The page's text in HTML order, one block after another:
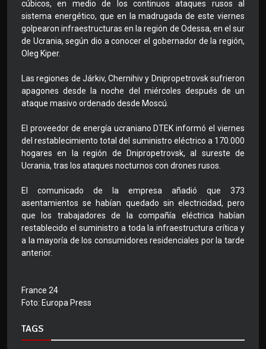
cúbicos, en medio de los continuos ataques rusos al
sistema energético, que en la madrugada de este viernes
golpearon infraestructuras en la región de Odessa, en el sur
de Ucrania, según dio a conocer el gobernador de la región,
Oleg Kiper.
Las regiones de Járkiv, Chernihiv y Dnipropetrovsk sufrieron
apagones desde la noche del miércoles después de un
ataque masivo ordenado desde Moscú.
El proveedor de energía ucraniano DTEK informó el viernes
del restablecimiento total del suministro eléctrico a 170.000
hogares en la región de Dnipropetrovsk, al sureste de
Ucrania, tras los ataques nocturnos con drones rusos.
El comunicado de la empresa añadió que 373
asentamientos se habían quedado sin electricidad, pero
que los trabajadores de la compañía eléctrica habían
restablecido el suministro a toda la infraestructura crítica y
a la mayoría de los consumidores residenciales por la tarde
anterior.
France 24
Foto: Europa Press
TAGS